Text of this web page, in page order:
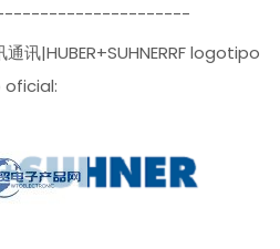
通讯|HUBER+SUHNERRF logotipo